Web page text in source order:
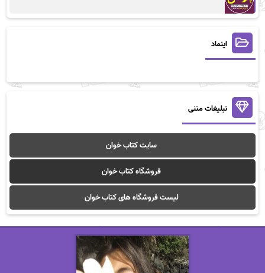
اینماد
تبلیغات متنی
سایت کتاب خوان
فروشگاه کتاب خوان
لیست فروشگاه های کتاب خوان